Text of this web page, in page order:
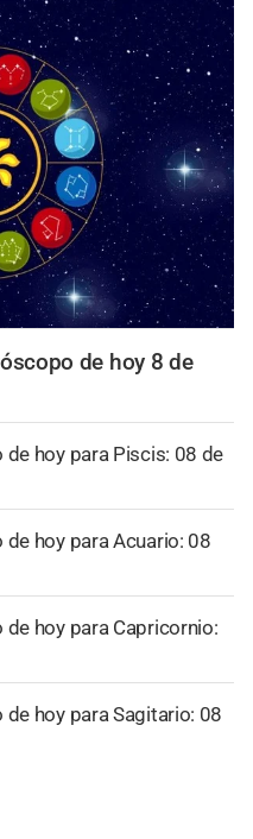
de hoy 8 de
hoy para Piscis: 08 de
hoy para Acuario: 08
hoy para Capricornio:
hoy para Sagitario: 08